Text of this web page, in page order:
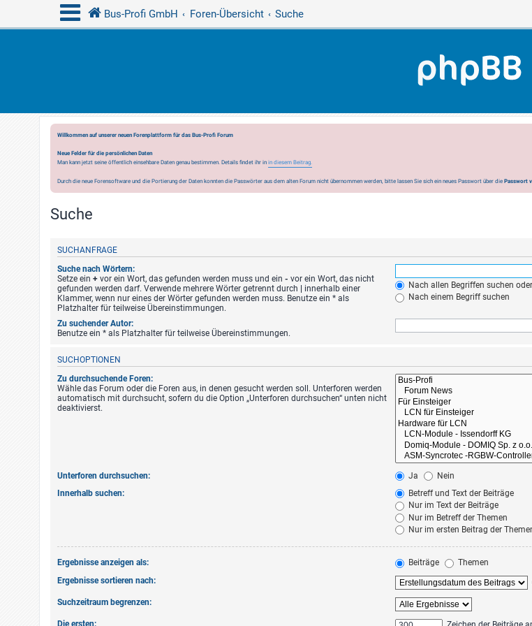
Bus-Profi GmbH Foren-Übersicht Suche
Willkommen auf unserer neuen Forenplattform für das Bus-Profi Forum
Neue Felder für die persönlichen Daten
Man kann jetzt seine öffentlich einsehbare Daten genau bestimmen. Details findet ihr in in diesem Beitrag.
Durch die neue Forensoftware und die Portierung der Daten konnten die Passwörter aus dem alten Forum nicht übernommen werden, bitte lassen Sie sich ein neues Passwort über die Passwort
Suche
SUCHANFRAGE
Suche nach Wörtern:
Setze ein + vor ein Wort, das gefunden werden muss und ein - vor ein Wort, das nicht
gefunden werden darf. Verwende mehrere Wörter getrennt durch
innerhalb einer
Klammer, wenn nur eines der Wörter gefunden werden muss. Benutze ein * als
Platzhalter für teilweise Übereinstimmungen.
Nach allen Begriffen suchen
Nach einem Begriff suchen
Zu suchender Autor:
Benutze ein * als Platzhalter für teilweise Übereinstimmungen.
SUCHOPTIONEN
Zu durchsuchende Foren:
Wähle das Forum oder die Foren aus, in denen gesucht werden soll. Unterforen werden
automatisch mit durchsucht, sofern du die Option „Unterforen durchsuchen“ unten nicht
deaktivierst.
Unterforen durchsuchen: Ja
Nein
Innerhalb suchen:
Betreff und Text der Beiträge
Nur im Text der Beiträge
Nur im Betreff der Themen
Nur im ersten Beitrag der
Ergebnisse anzeigen als: Beiträge
Themen
Ergebnisse sortieren nach:
Suchzeitraum begrenzen:
Die ersten: